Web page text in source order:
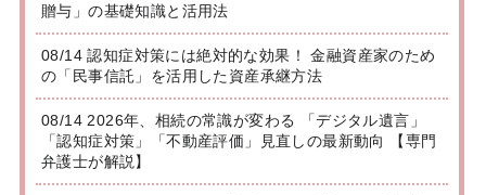
贈与」の基礎知識と活用法
08/14 認知症対策には絶対的な効果！ 金融資産家のため
の「民事信託」を活用した資産承継方法
08/14 2026年、相続の常識が変わる 「デジタル遺言」
「認知症対策」「不動産評価」見直しの最新動向 【専門
弁護士が解説】